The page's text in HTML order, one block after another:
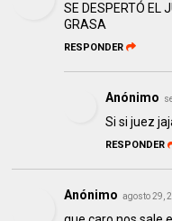
SE DESPERTÓ EL
GRASA
RESPONDER
Anónimo
Si si juez
RESPONDER
Anónimo agosto 29,